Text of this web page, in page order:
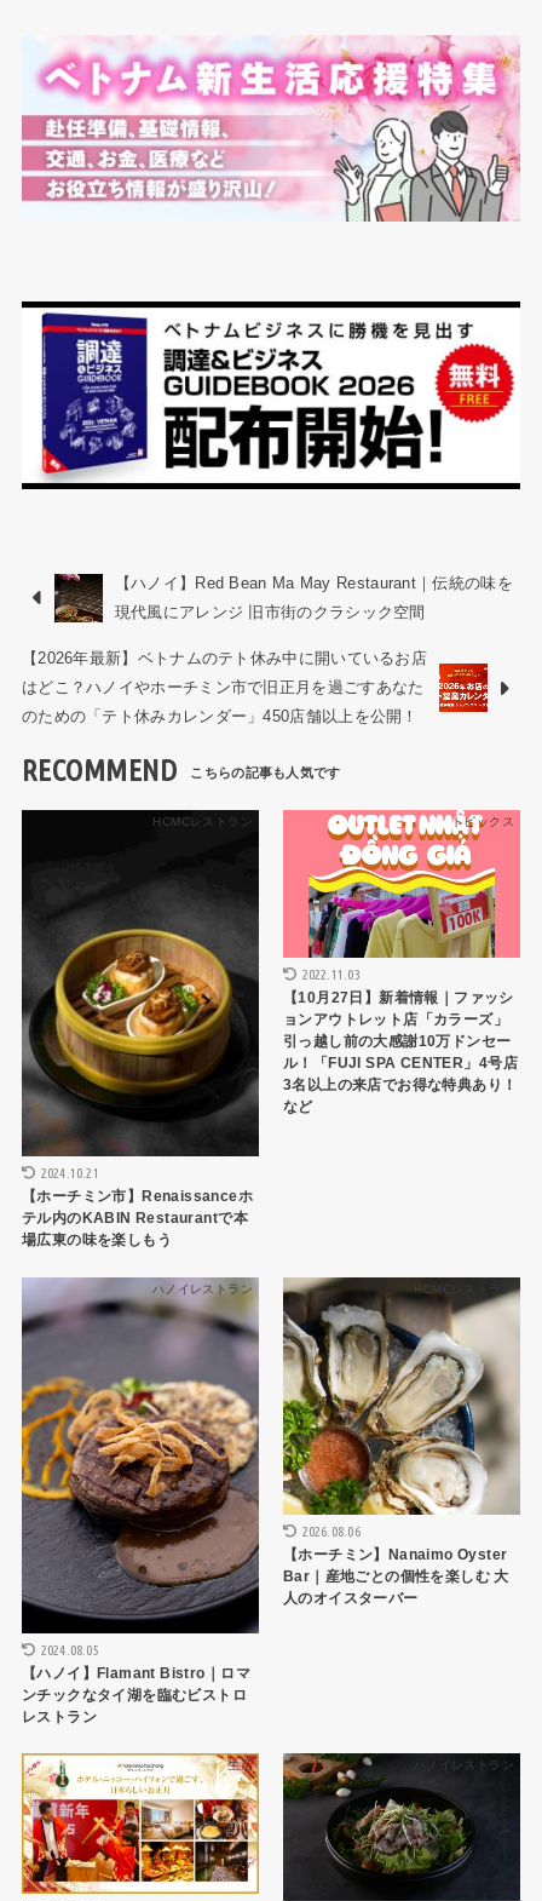
【ハノイ】Red Bean Ma May Restaurant｜伝統の味を
現代風にアレンジ 旧市街のクラシック空間
【2026年最新】ベトナムのテト休み中に開いているお店
はどこ？ハノイやホーチミン市で旧正月を過ごすあなた
のための「テト休みカレンダー」450店舗以上を公開！
RECOMMEND
HCMCレストラン
2024.10.21
【ホーチミン市】Renaissanceホ
テル内のKABIN Restaurantで本
場広東の味を楽しもう
トピックス
2022.11.03
【10月27日】新着情報｜ファッシ
ョンアウトレット店「カラーズ」
引っ越し前の大感謝10万ドンセー
ル！「FUJI SPA CENTER」4号店
3名以上の来店でお得な特典あり！
など
ハノイレストラン
2024.08.05
【ハノイ】Flamant Bistro｜ロマ
ンチックなタイ湖を臨むビストロ
レストラン
HCMCレストラン
2026.08.06
【ホーチミン】Nanaimo Oyster
Bar｜産地ごとの個性を楽しむ 大
人のオイスターバー
生活 ハノイレストラン